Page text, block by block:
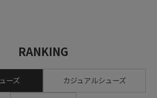
RANKING
ーズ カジュアルシューズ